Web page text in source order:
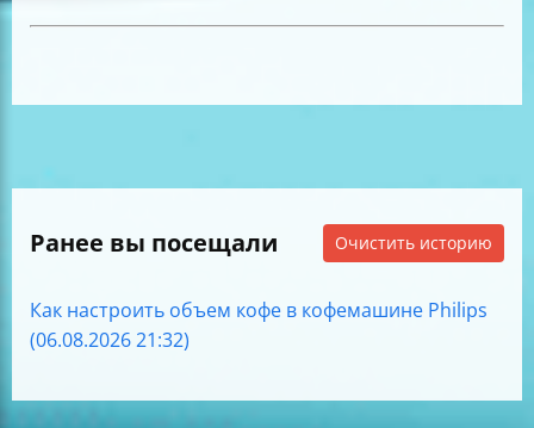
Ранее вы посещали Очистить историю
Как настроить объем кофе в кофемашине Philips
(06.08.2026 21:32)